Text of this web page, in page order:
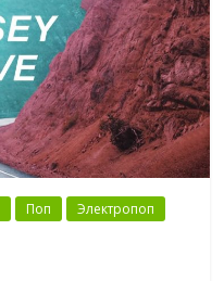
Поп Электропоп